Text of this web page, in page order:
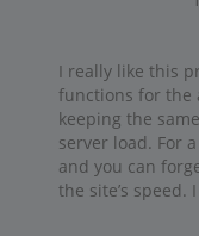
I really like this
functions for the
keeping the
server load. For
and you can
the site’s speed.